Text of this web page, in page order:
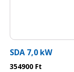
SDA 7,0 kW
354900 Ft